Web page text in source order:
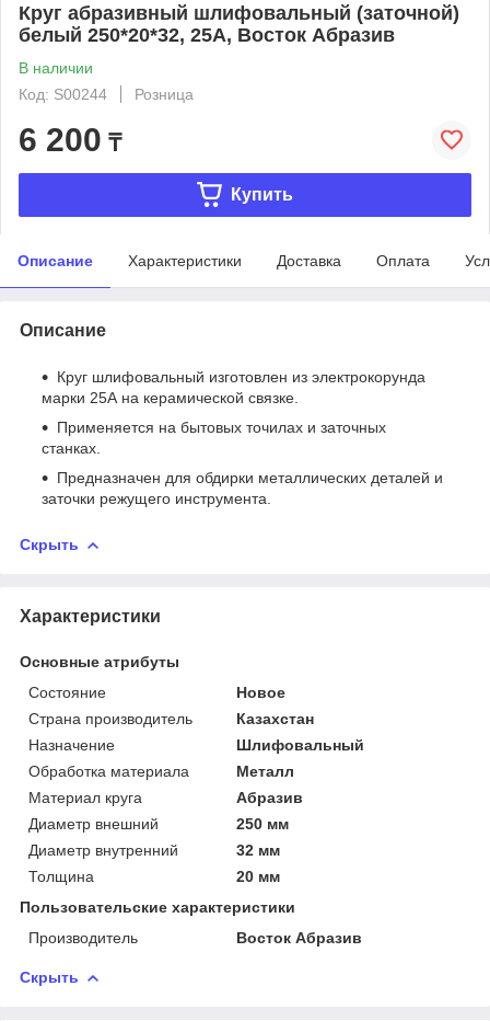
Круг абразивный шлифовальный (заточной)
белый 250*20*32, 25А, Восток Абразив
В наличии
Код: S00244
Розница
6 200 ₸
Купить
Описание Характеристики Доставка Оплата
Описание
Круг шлифовальный изготовлен из электрокорунда
марки 25А на керамической связке.
Применяется на бытовых точилах и заточных
станках.
Предназначен для обдирки металлических деталей и
заточки режущего инструмента.
Скрыть
Характеристики
Основные атрибуты
Состояние
Новое
Страна производитель
Казахстан
Назначение
Шлифовальный
Обработка материала
Металл
Материал круга
Абразив
Диаметр внешний
250 мм
Диаметр внутренний
32 мм
Толщина
20 мм
Пользовательские характеристики
Производитель
Восток Абразив
Скрыть